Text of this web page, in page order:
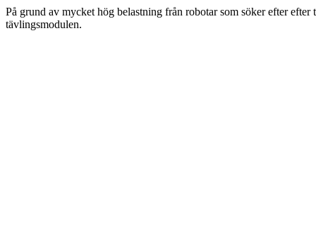
På grund av mycket hög belastning från robotar som söker efter
tävlingsmodulen.